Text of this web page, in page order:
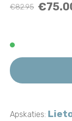
€82.95
Apskaties: